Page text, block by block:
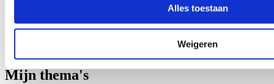
Alles toestaan
Weigeren
een duwtje in de rug én het geeft een boost aan de economie.”
Lees meer
Mijn thema's